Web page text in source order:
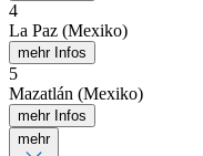
4
La Paz (Mexiko)
mehr Infos
5
Mazatlán (Mexiko)
mehr Infos
mehr